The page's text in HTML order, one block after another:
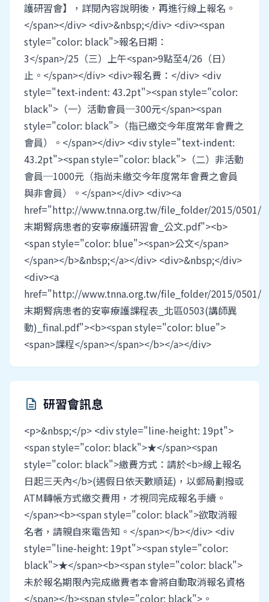
護研習會】，詳閱內容說明後，再進行線上報名。
</span></div> <div>&nbsp;</div> <div><span
style="color: black">報名日期：
3</span>/25（三）上午<span>9點至4/26（日）
止。</span></div> <div>報名費：</div> <div
style="text-indent: 43.2pt"><span style="color:
black">（一）活動會員─300元</span><span
style="color: black">（指已繳交今年度常年會費之
會員）。</span></div> <div style="text-indent:
43.2pt"><span style="color: black">（二）非活動
會員─1000元（指尚未繳交今年度常年會費之會員
與非會員）。</span></div> <div><a
href="http://www.tnna.org.tw/file_folder/2015/0501/
末期腎病患者的安寧療護研習會_公文.pdf"><b>
<span style="color: blue"><span>公文</span>
</span></b>&nbsp;</a></div> <div>&nbsp;</div>
<div><a
href="http://www.tnna.org.tw/file_folder/2015/0501/
末期腎病患者的安寧療護課程表_北區0503(講師異
動)_final.pdf"><b><span style="color: blue">
<span>課程</span></span></b></a></div>
description 研習會訊息
<p>&nbsp;</p> <div style="line-height: 19pt">
<span style="color: black">★</span><span
style="color: black">繳費方式：請於<b>線上報名
日起三天內</b>(遇假日依天數順延)，以郵局劃撥或
ATM轉帳方式繳交費用，才視同完成報名手續。
</span><b><span style="color: black">欲取消報
名者，請親自來電告知。</span></b></div> <div
style="line-height: 19pt"><span style="color:
black">★</span><b><span style="color: black">
未於報名期限內完成繳費者本會將自動取消報名資格
</span></b><span style="color: black">。